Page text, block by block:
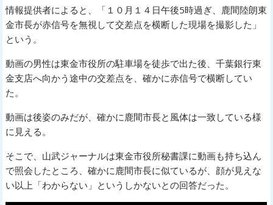
情報提供者によると、「１０月１４日午後5時過ぎ、鹿間陸朗東
金市長が赤信号を無視して交差点を横断した現場を撮影した」
という。
動画の男性は東金市役所の駐車場を徒歩で出た後、千葉銀行東
金支店へ向かう途中の交差点を、確かに赤信号で横断してい
た。
動画は後姿のみだが、確かに鹿間市長と風体は一致している様
に見える。
そこで、山武ジャーナルは東金市役所秘書課に動画も持ち込ん
で照会したところ、確かに鹿間市長に似ているが、顔が見えな
い以上「わからない」というしかないとの回答だった。